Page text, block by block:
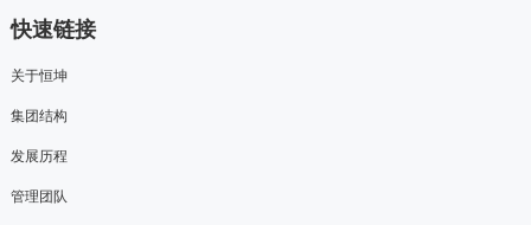
快速链接
关于恒坤
集团结构
发展历程
管理团队